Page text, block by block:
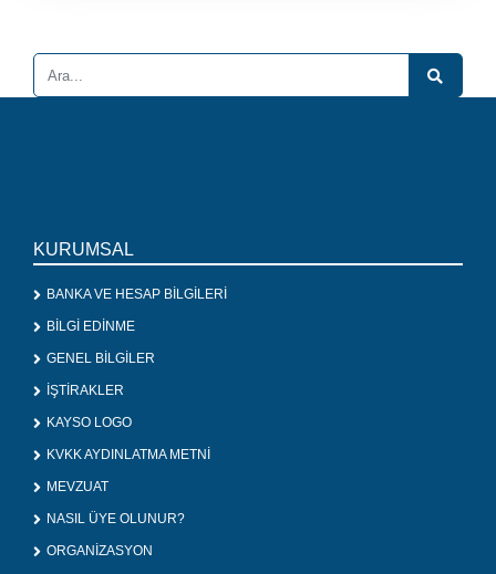
KURUMSAL
BANKA VE HESAP BİLGİLERİ
BİLGİ EDİNME
GENEL BİLGİLER
İŞTİRAKLER
KAYSO LOGO
KVKK AYDINLATMA METNİ
MEVZUAT
NASIL ÜYE OLUNUR?
ORGANİZASYON